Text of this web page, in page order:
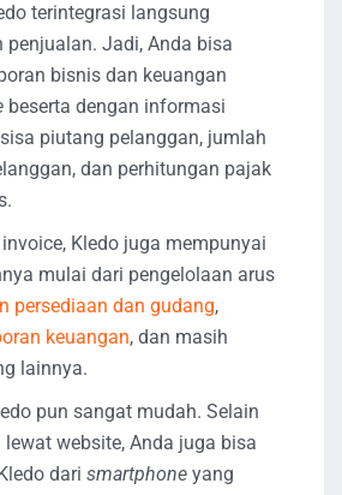
terintegrasi langsung
penjualan. Jadi, Anda bisa
bisnis dan keuangan
beserta dengan informasi
piutang pelanggan, jumlah
dan perhitungan pajak
Kledo juga mempunyai
mulai dari pengelolaan arus
persediaan dan gudang,
keuangan, dan masih
lainnya.
pun sangat mudah. Selain
website, Anda juga bisa
dari smartphone yang